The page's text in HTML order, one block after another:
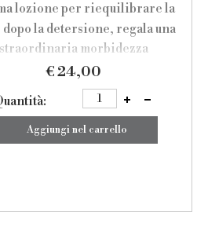
lozione per riequilibrare la
la detersione, regala una
straordinaria morbidezza
la perdita d'acqua e
la pelle più levigata ed
elastica.
€ 24,00
Aggiungi nel carrello